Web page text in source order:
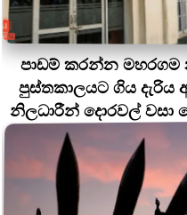
පාඩම් කරන්න මහරගම
පුස්තකාලයට ගිය දැරිය
නිලධාරීන් දොරවල් වසා